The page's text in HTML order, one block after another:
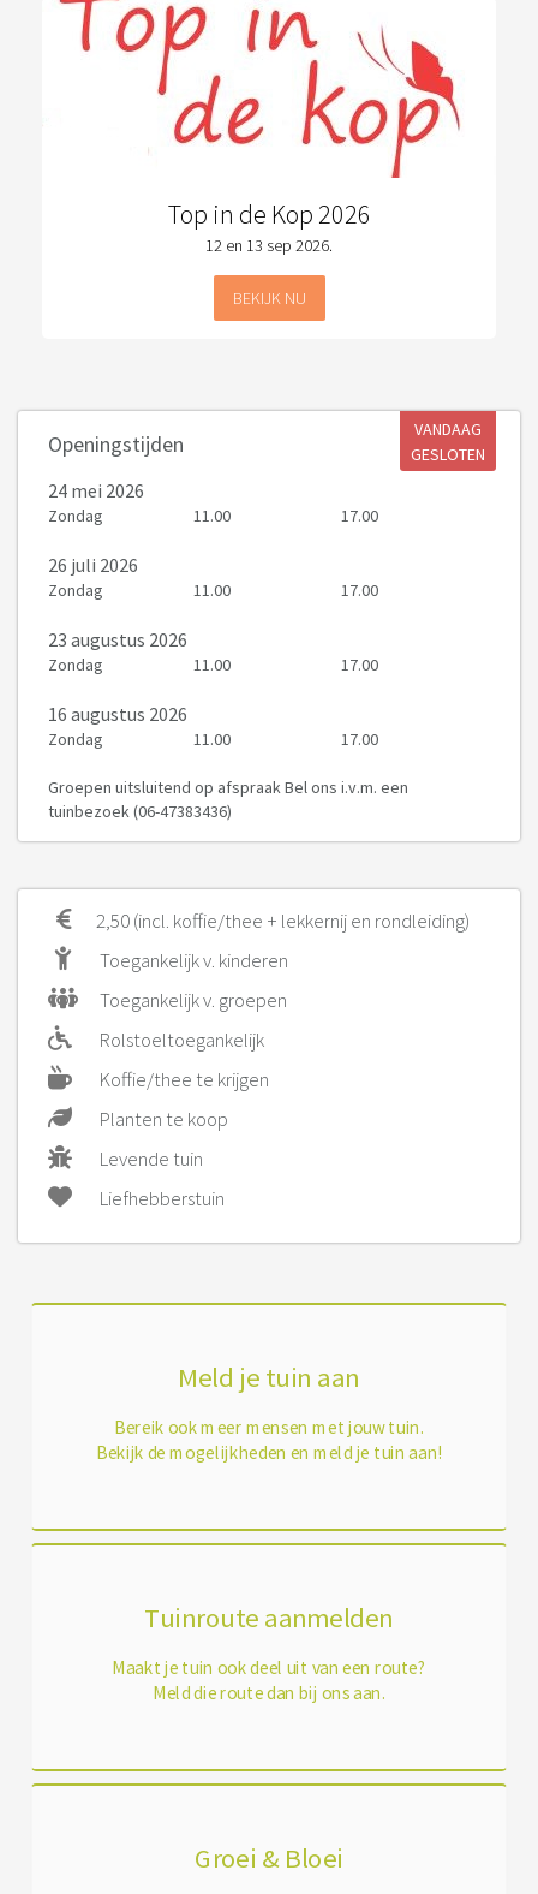
Top in de Kop 2026
12 en 13 sep 2026.
BEKIJK NU
Openingstijden
VANDAAG
GESLOTEN
24 mei 2026
Zondag 11.00 17.00
26 juli 2026
Zondag 11.00 17.00
23 augustus 2026
Zondag 11.00 17.00
16 augustus 2026
Zondag 11.00 17.00
Groepen uitsluitend op afspraak Bel ons i.v.m. een
tuinbezoek (06-47383436)
2,50 (incl. koffie/thee + lekkernij en rondleiding)
Toegankelijk v. kinderen
Toegankelijk v. groepen
Rolstoeltoegankelijk
Koffie/thee te krijgen
Planten te koop
Levende tuin
Liefhebberstuin
Meld je tuin aan
Bereik ook meer mensen met jouw tuin.
Bekijk de mogelijkheden en meld je tuin aan!
Tuinroute aanmelden
Maakt je tuin ook deel uit van een route?
Meld die route dan bij ons aan.
Groei & Bloei